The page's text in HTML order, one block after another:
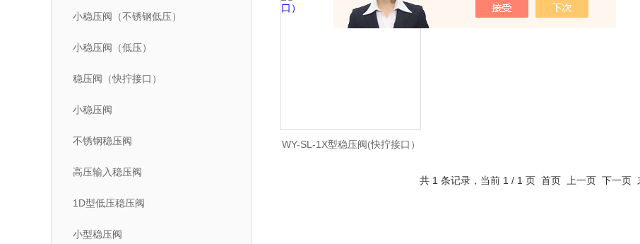
小稳压阀（不锈钢低压）
小稳压阀（低压）
稳压阀（快拧接口）
小稳压阀
不锈钢稳压阀
高压输入稳压阀
1D型低压稳压阀
小型稳压阀
WY-SL-1X型稳压阀(快拧接口）
共 1 条记录，当前 1 / 1 页 首页 上一页 下一页